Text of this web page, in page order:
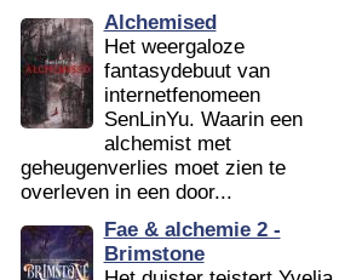
Alchemised
Het weergaloze
fantasydebuut van
internetfenomeen
SenLinYu. Waarin een
alchemist met
geheugenverlies moet zien te
overleven in een door...
Fae & alchemie 2 -
Brimstone